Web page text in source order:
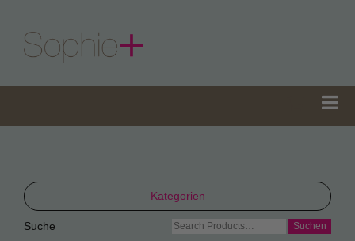
Kategorien
TeaGifts
Suche
Suche